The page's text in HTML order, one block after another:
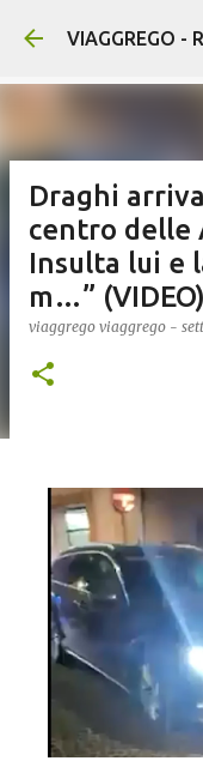
VIAGGREGO -
Draghi
centro delle
Insulta lui e
m…”
viaggrego viaggrego -